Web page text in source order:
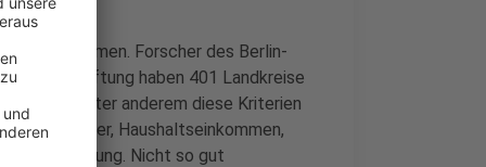
teilzunehmen. Forscher des Berlin-
Stiftung haben 401 Landkreise
wurden unter anderem diese Kriterien
Haushaltseinkommen,
Nicht so gut